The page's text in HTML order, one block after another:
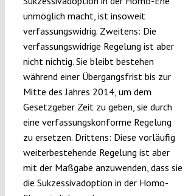
unmöglich macht, ist insoweit
verfassungswidrig. Zweitens: Die
verfassungswidrige Regelung ist aber
nicht nichtig. Sie bleibt bestehen
während einer Übergangsfrist bis zur
Mitte des Jahres 2014, um dem
Gesetzgeber Zeit zu geben, sie durch
eine verfassungskonforme Regelung
zu ersetzen. Drittens: Diese vorläufig
weiterbestehende Regelung ist aber
mit der Maßgabe anzuwenden, dass sie
die Sukzessivadoption in der Homo-